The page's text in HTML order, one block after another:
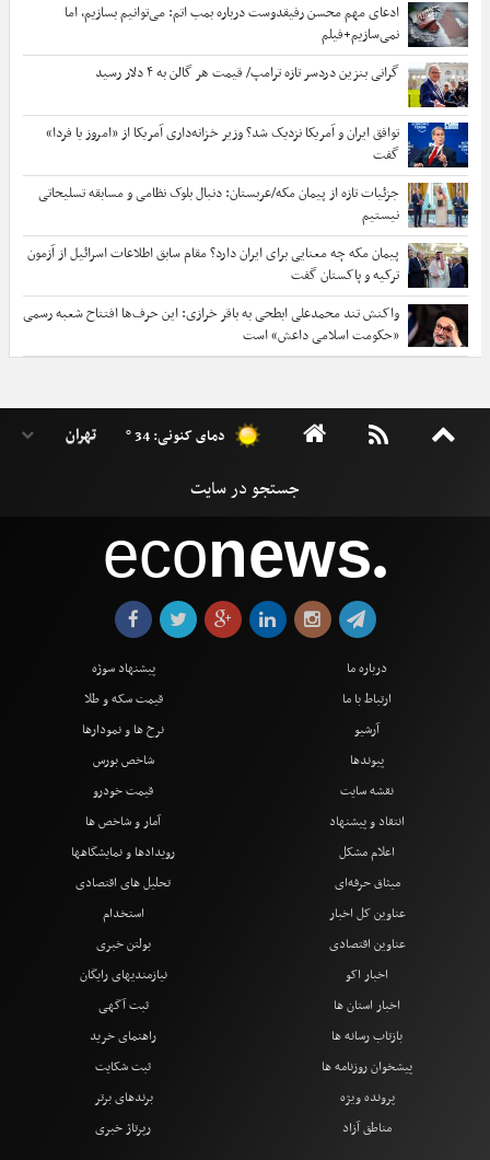
ادعای مهم محسن رفیقدوست درباره بمب اتم: می‌توانیم بسازیم، اما
نمی‌سازیم+فیلم
گرانی بنزین دردسر تازه ترامپ/ قیمت هر گالن به ۴ دلار رسید
توافق ایران و آمریکا نزدیک شد؟ وزیر خزانه‌داری آمریکا از «امروز یا فردا»
گفت
جزئیات تازه از پیمان مکه/عربستان: دنبال بلوک نظامی و مسابقه تسلیحاتی
نیستیم
پیمان مکه چه معنایی برای ایران دارد؟ مقام سابق اطلاعات اسرائیل از آزمون
ترکیه و پاکستان گفت
واکنش تند محمدعلی ابطحی به باقر خرازی: این حرف‌ها افتتاح شعبه رسمی
«حکومت اسلامی داعش» است
دمای کنونی: 34 °
econews●
درباره ما
ارتباط با ما
آرشیو
پیوندها
نقشه سایت
انتقاد و پیشنهاد
اعلام مشکل
میثاق حرفه‌ای
پیشنهاد سوژه
قیمت سکه و طلا
نرخ ها و نمودارها
شاخص بورس
قیمت خودرو
آمار و شاخص ها
رویدادها و نمایشگاهها
تحلیل های اقتصادی
عناوین کل اخبار
عناوین اقتصادی
اخبار اکو
اخبار استان ها
بازتاب رسانه ها
پیشخوان روزنامه ها
پرونده ویژه
مناطق آزاد
استخدام
بولتن خبری
نیازمندیهای رایگان
ثبت آگهی
راهنمای خرید
ثبت شکایت
برندهای برتر
رپرتاژ خبری